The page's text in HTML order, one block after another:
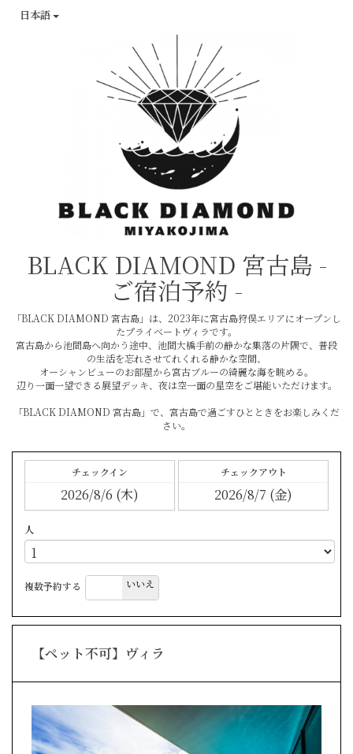
日本語
BLACK DIAMOND 宮古島 -
ご宿泊予約 -
「BLACK DIAMOND 宮古島」は、2023年に宮古島狩俣エリアにオープンし
たプライベートヴィラです。
宮古島から池間島へ向かう途中、池間大橋手前の静かな集落の片隅で、普段
の生活を忘れさせてれくれる静かな空間、
オーシャンビューのお部屋から宮古ブルーの綺麗な海を眺める。
辺り一面一望できる展望デッキ、夜は空一面の星空をご堪能いただけます。
「BLACK DIAMOND 宮古島」で、宮古島で過ごすひとときをお楽しみくだ
さい。
チェックイン チェックアウト
人
複数予約する
はい いいえ
【ペット不可】ヴィラ
Previous Next